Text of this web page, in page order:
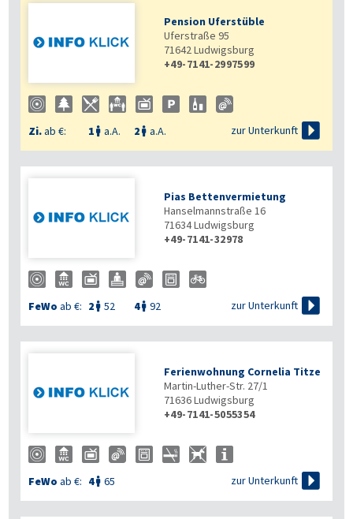
Pension Uferstüble
Uferstraße 95
71642Ludwigsburg
+49-7141-2997599
Zi.ab €: 1  a.A. 2  a.A. zur Unterkunft 
Pias Bettenvermietung
Hanselmannstraße 16
71634Ludwigsburg
+49-7141-32978
FeWo ab €: 2  52 4 92 zur Unterkunft 
Ferienwohnung Cornelia Titze
Martin-Luther-Str. 27/1
71636Ludwigsburg
+49-7141-5055354
FeWo ab €: 4 65 zur Unterkunft 